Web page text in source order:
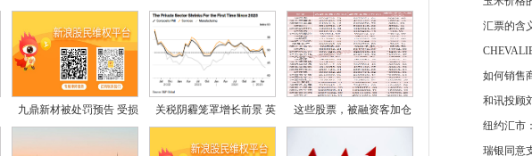
九鼎新材被处罚预告 受损 关税阴霾笼罩增长前景 英 这些股票，被融资客加仓
汇票的含
如何销售
和讯投顾
纽约汇市
瑞银同意